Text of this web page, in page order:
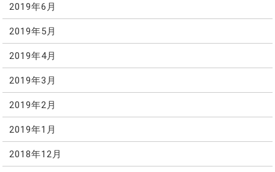
2019年6月
2019年5月
2019年4月
2019年3月
2019年2月
2019年1月
2018年12月